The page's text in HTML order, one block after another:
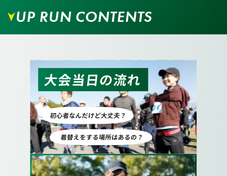
11. 次の交差点も越えて更に矢印の方向へ真っすぐ
進みます。
UP RUN CONTENTS